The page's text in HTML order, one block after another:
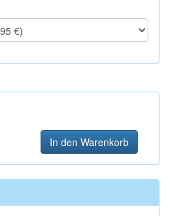
In den Warenkorb